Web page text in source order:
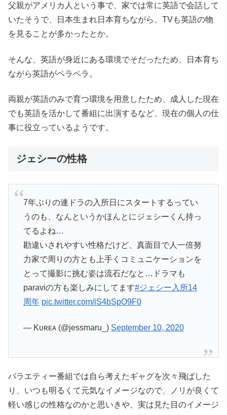
父親がアメリカ人という事で、家では常に英語で会話して
いたそうで、日本生まれ日本育ちながら、TVも英語の物
を見ることが多かったとか。
そんな、英語が身近にある環境でそだったため、日本育ち
ながら英語がペラペラ。
両親が英語のみで育つ環境を用意したため、成人した現在
でも英語を活かして番組に出演するなど、現在の個人の仕
事に役立っているようです。
ジェシーの性格
7年ぶりの連ドラの入所日にスタートするってい
うのも、なんというかほんとにジェシーくん持っ
てるよね…
勘違いされやすい性格だけど、真面目で人一倍努
力家で周りの方とも上手くコミュニケーションを
とって撮影に挑む姿は流石だなと…ドラマも
paraviの方も楽しみにしてます#ジェシー入所14
周年 pic.twitter.com/iS4bSpO9F0
— Kᴜʀᴇᴀ (@jessmaru_) September 10, 2020
バラエティー番組では自ら考えたギャグを次々飛ばした
り、いつも明るくて元気なイメージなので、ノリが良くて
軽い感じの性格なのかと思いきや、実は見た目のイメージ